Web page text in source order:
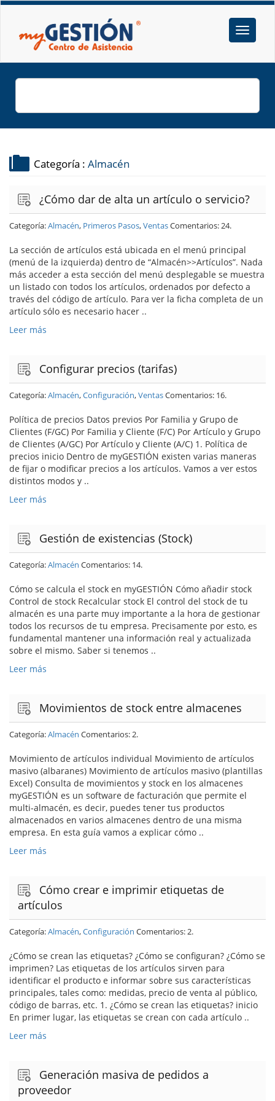
Categoría : Almacén
¿Cómo dar de alta un artículo o servicio?
Categoría:Almacén, Primeros Pasos,VentasComentarios: 24.
La sección de artículos está ubicada en el menú principal
(menú de la izquierda) dentro de “Almacén>>Artículos”. Nada
más acceder a esta sección del menú desplegable se muestra
un listado con todos los artículos, ordenados por defecto a
través del código de artículo. Para ver la ficha completa de un
artículo sólo es necesario hacer ..
Leer más
Configurar precios (tarifas)
Categoría:Almacén,Configuración,VentasComentarios: 16.
Política de precios Datos previos Por Familia y Grupo de
Clientes (F/GC) Por Familia y Cliente (F/C) Por Artículo y Grupo
de Clientes (A/GC) Por Artículo y Cliente (A/C) 1. Política de
precios inicio Dentro de myGESTIÓN existen varias maneras
de fijar o modificar precios a los artículos. Vamos a ver estos
distintos modos y ..
Leer más
Gestión de existencias (Stock)
Categoría:Almacén Comentarios: 14.
Cómo se calcula el stock en myGESTIÓN Cómo añadir stock
Control de stock Recalcular stock El control del stock de tu
almacén es una parte muy importante a la hora de gestionar
todos los recursos de tu empresa. Precisamente por esto, es
fundamental mantener una información real y actualizada
sobre el mismo. Saber si tenemos ..
Leer más
Movimientos de stock entre almacenes
Categoría:Almacén Comentarios: 2.
Movimiento de artículos individual Movimiento de artículos
masivo (albaranes) Movimiento de artículos masivo (plantillas
Excel) Consulta de movimientos y stock en los almacenes
myGESTIÓN es un software de facturación que permite el
multi-almacén, es decir, puedes tener tus productos
almacenados en varios almacenes dentro de una misma
empresa. En esta guía vamos a explicar cómo ..
Leer más
Cómo crear e imprimir etiquetas de
artículos
Categoría:Almacén,Configuración Comentarios: 2.
¿Cómo se crean las etiquetas? ¿Cómo se configuran? ¿Cómo se
imprimen? Las etiquetas de los artículos sirven para
identificar el producto e informar sobre sus características
principales, tales como: medidas, precio de venta al público,
código de barras, etc. 1. ¿Cómo se crean las etiquetas? inicio
En primer lugar, las etiquetas se crean con cada artículo ..
Leer más
Generación masiva de pedidos a
proveedor